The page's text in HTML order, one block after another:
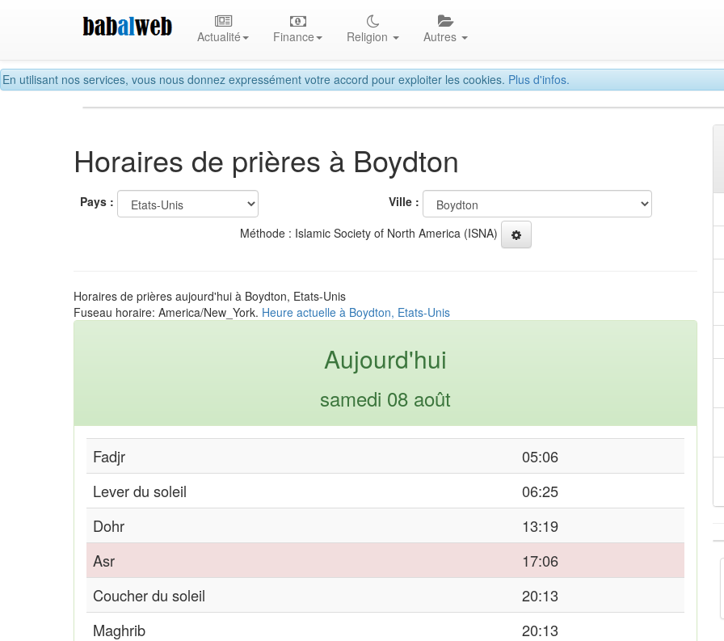
En utilisant nos services, vous nous donnez expressément votre accord pour exploiter les cookies. Plus d'infos.
Actualité Finance Religion Autres
Horaires de prières à Boydton
Pays :
Ville :
Méthode : Islamic Society of North America (ISNA)
Horaires de prières aujourd'hui à Boydton, Etats-Unis
Fuseau horaire: America/New_York. Heure actuelle à Boydton, Etats-Unis
Aujourd'hui
samedi 08 août
Fadjr
05:06
Lever du soleil
06:25
Dohr
13:19
Asr
17:06
Coucher du soleil
20:13
Maghrib
20:13